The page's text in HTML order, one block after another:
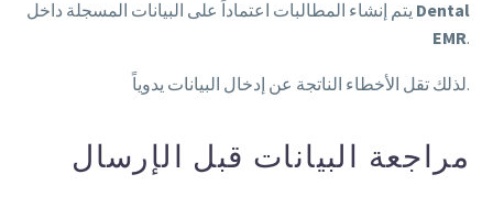
Dental
EMR.
لذلك تقل الأخطاء الناتجة عن إدخال البيانات يدوياً.
مراجعة البيانات قبل الإرسال